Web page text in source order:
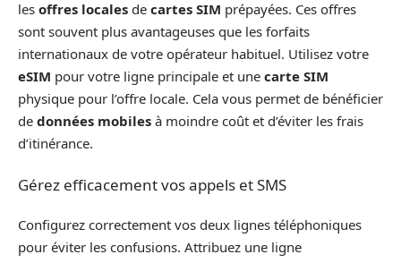
les offres locales de cartes SIM prépayées. Ces offres
sont souvent plus avantageuses que les forfaits
internationaux de votre opérateur habituel. Utilisez votre
eSIM pour votre ligne principale et une carte SIM
physique pour l’offre locale. Cela vous permet de bénéficier
de données mobiles à moindre coût et d’éviter les frais
d’itinérance.
Gérez efficacement vos appels et SMS
Configurez correctement vos deux lignes téléphoniques
pour éviter les confusions. Attribuez une ligne